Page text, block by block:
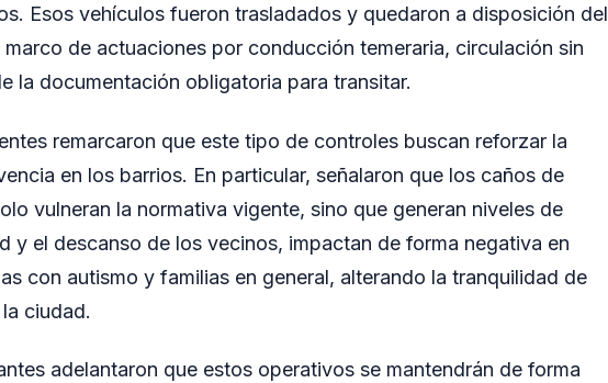
Esos vehículos fueron trasladados y quedaron a disposición del
de actuaciones por conducción temeraria, circulación sin
la documentación obligatoria para transitar.
remarcaron que este tipo de controles buscan reforzar la
en los barrios. En particular, señalaron que los caños de
vulneran la normativa vigente, sino que generan niveles de
y el descanso de los vecinos, impactan de forma negativa en
con autismo y familias en general, alterando la tranquilidad de
ciudad.
adelantaron que estos operativos se mantendrán de forma